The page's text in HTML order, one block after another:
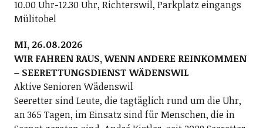
10.00 Uhr-12.30 Uhr, Richterswil, Parkplatz eingangs
Mülitobel
MI, 26.08.2026
WIR FAHREN RAUS, WENN ANDERE REINKOMMEN
– SEERETTUNGSDIENST WÄDENSWIL
Aktive Senioren Wädenswil
Seeretter sind Leute, die tagtäglich rund um die Uhr,
an 365 Tagen, im Einsatz sind für Menschen, die in